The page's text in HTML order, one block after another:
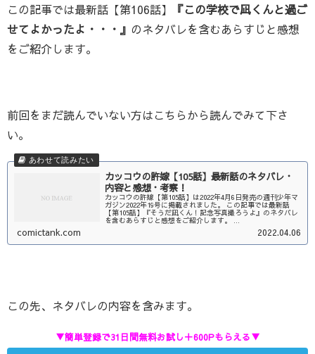
この記事では最新話【第106話】
『この学校で凪くんと過ご
せてよかったよ・・・』 のネタバレを含むあらすじと感想
をご紹介します。
前回をまだ読んでいない方はこちらから読んでみて下さ
い。
カッコウの許嫁【105話】最新話のネタバレ・
内容と感想・考察！
カッコウの許嫁【第105話】は2022年4月6日発売の週刊少年マ
ガジン2022年19号に掲載されました。 この記事では最新話
【第105話】『そうだ凪くん！記念写真撮ろうよ』のネタバレ
を含むあらすじと感想をご紹介します。 ...
comictank.com 2022.04.06
この先、ネタバレの内容を含みます。
▼簡単登録で31日間無料お試し＋600Pもらえる▼